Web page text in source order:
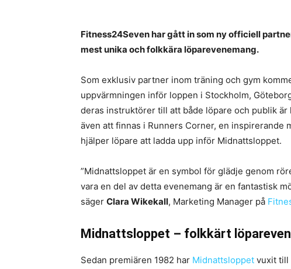
Fitness24Seven har gått in som ny officiell
mest unika och folkkära löparevenemang.
Som exklusiv partner inom träning och gym
uppvärmningen inför loppen i Stockholm,
deras instruktörer till att både löpare och publik
även att finnas i Runners Corner, en inspirerande
hjälper löpare att ladda upp inför Midnattsloppet.
”Midnattsloppet är en symbol för glädje genom
vara en del av detta evenemang är en fantastisk
säger Clara Wikekall, Marketing Manager på
Midnattsloppet – folkkärt
Sedan premiären 1982 har Midnattsloppet vuxit till